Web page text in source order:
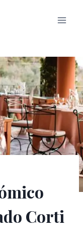
Corti